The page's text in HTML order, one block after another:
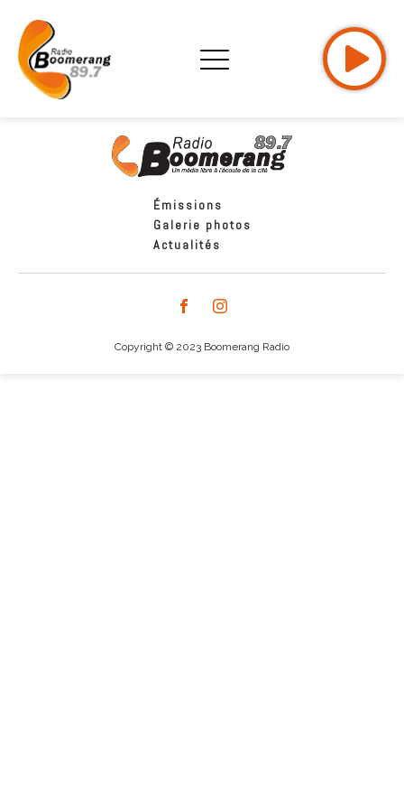
Émissions
Galerie photos
Actualités
Copyright © 2023 Boomerang Radio